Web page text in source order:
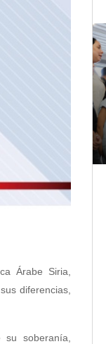
Árabe Siria,
diferencias,
soberanía,